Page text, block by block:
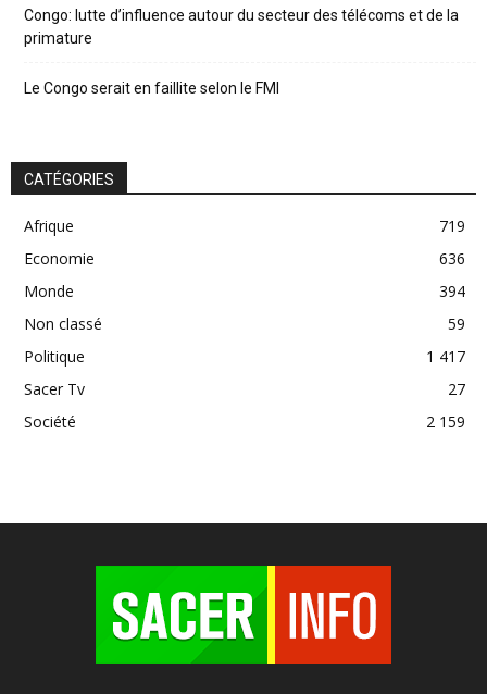
Congo: lutte d’influence autour du secteur des télécoms et de la
primature
Le Congo serait en faillite selon le FMI
CATÉGORIES
Afrique
719
Economie
636
Monde
394
Non classé
59
Politique
1 417
Sacer Tv
27
Société
2 159